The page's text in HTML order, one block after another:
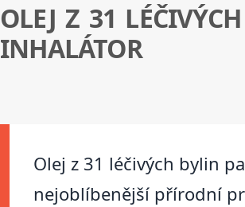
OLEJ Z 31
INHALÁTOR
Olej z 31 léčivých bylin
nejoblíbenější přírodní